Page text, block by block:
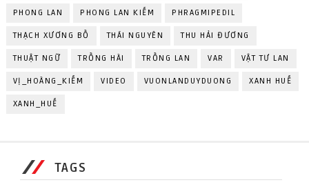
PHONG LAN PHONG LAN KIẾM PHRAGMIPEDIL
THẠCH XƯƠNG BỒ THÁI NGUYÊN THU HẢI ĐƯƠNG
THUẬT NGỮ TRỒNG HÀI TRỒNG LAN VAR VẬT TƯ LAN
VỊ_HOÀNG_KIẾM VIDEO VUONLANDUYDUONG XANH HUẾ
XANH_HUẾ
TAGS